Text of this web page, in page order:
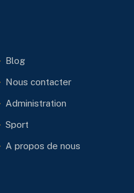
Blog
Nous contacter
Administration
Sport
A propos de nous